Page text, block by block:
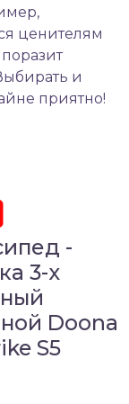
ценителям
и
приятно!
-
3-х
Doona
S5